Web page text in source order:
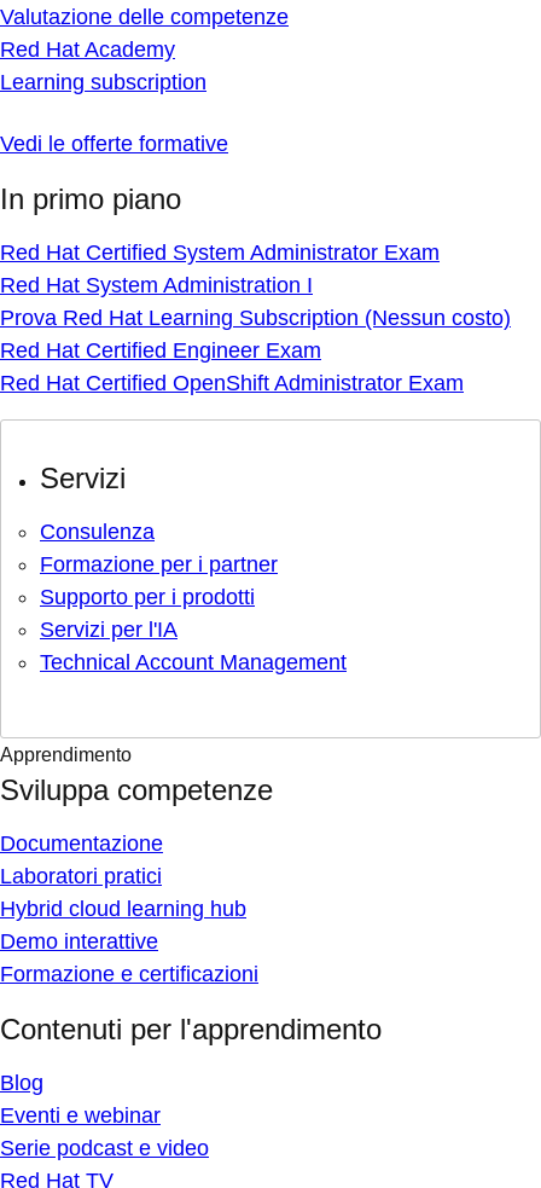
Valutazione delle competenze
Red Hat Academy
Learning subscription
Vedi le offerte formative
In primo piano
Red Hat Certified System Administrator Exam
Red Hat System Administration I
Prova Red Hat Learning Subscription (Nessun costo)
Red Hat Certified Engineer Exam
Red Hat Certified OpenShift Administrator Exam
Servizi
Consulenza
Formazione per i partner
Supporto per i prodotti
Servizi per l'IA
Technical Account Management
Apprendimento
Sviluppa competenze
Documentazione
Laboratori pratici
Hybrid cloud learning hub
Demo interattive
Formazione e certificazioni
Contenuti per l'apprendimento
Blog
Eventi e webinar
Serie podcast e video
Red Hat TV